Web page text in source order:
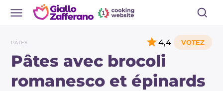
PÂTES
Pâtes avec brocoli
romanesco et épinards
4,4